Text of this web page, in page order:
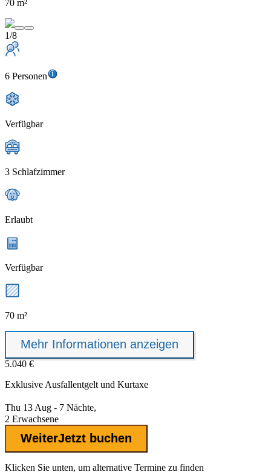
70 m²
1/8
6 Personen
Verfügbar
3 Schlafzimmer
Erlaubt
Verfügbar
70 m²
Mehr Informationen anzeigen
5.040 €
Exklusive Ausfallentgelt und Kurtaxe
Thu 13 Aug - 7 Nächte,
2 Erwachsene
WeiterJetzt buchen
Klicken Sie unten, um alternative Termine zu finden